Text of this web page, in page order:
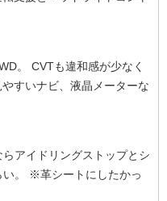
。 CVTも違和感が少なく
すいナビ、液晶メーターな
アイドリングストップとシ
い。 ※革シートにしたかっ